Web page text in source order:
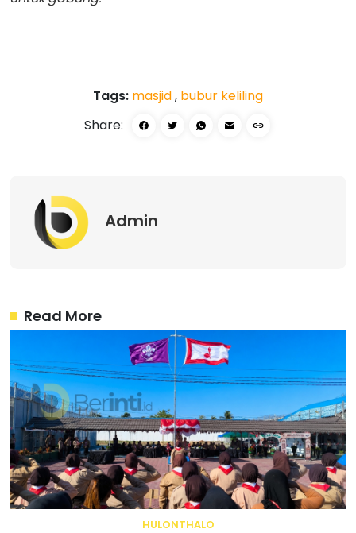
Tags: masjid, bubur keliling
Share:
Admin
Read More
HULONTHALO